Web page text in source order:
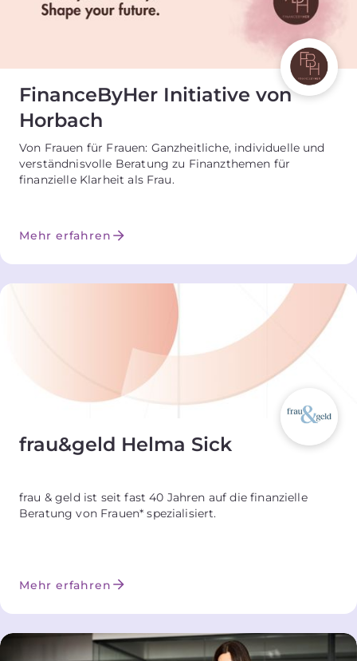
FinanceByHer Initiative von
Horbach
Von Frauen für Frauen: Ganzheitliche, individuelle und
verständnisvolle Beratung zu Finanzthemen für
finanzielle Klarheit als Frau.
Mehr erfahren
frau&geld Helma Sick
frau & geld ist seit fast 40 Jahren auf die finanzielle
Beratung von Frauen* spezialisiert.
Mehr erfahren